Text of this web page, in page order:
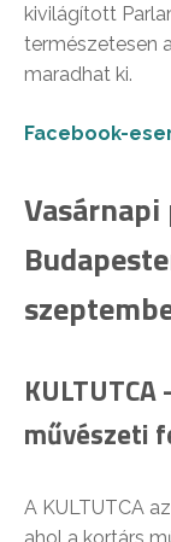
kivilágított
természetesen
maradhat ki.
Facebook-
művészeti
A KULTUTCA
ahol a kortárs